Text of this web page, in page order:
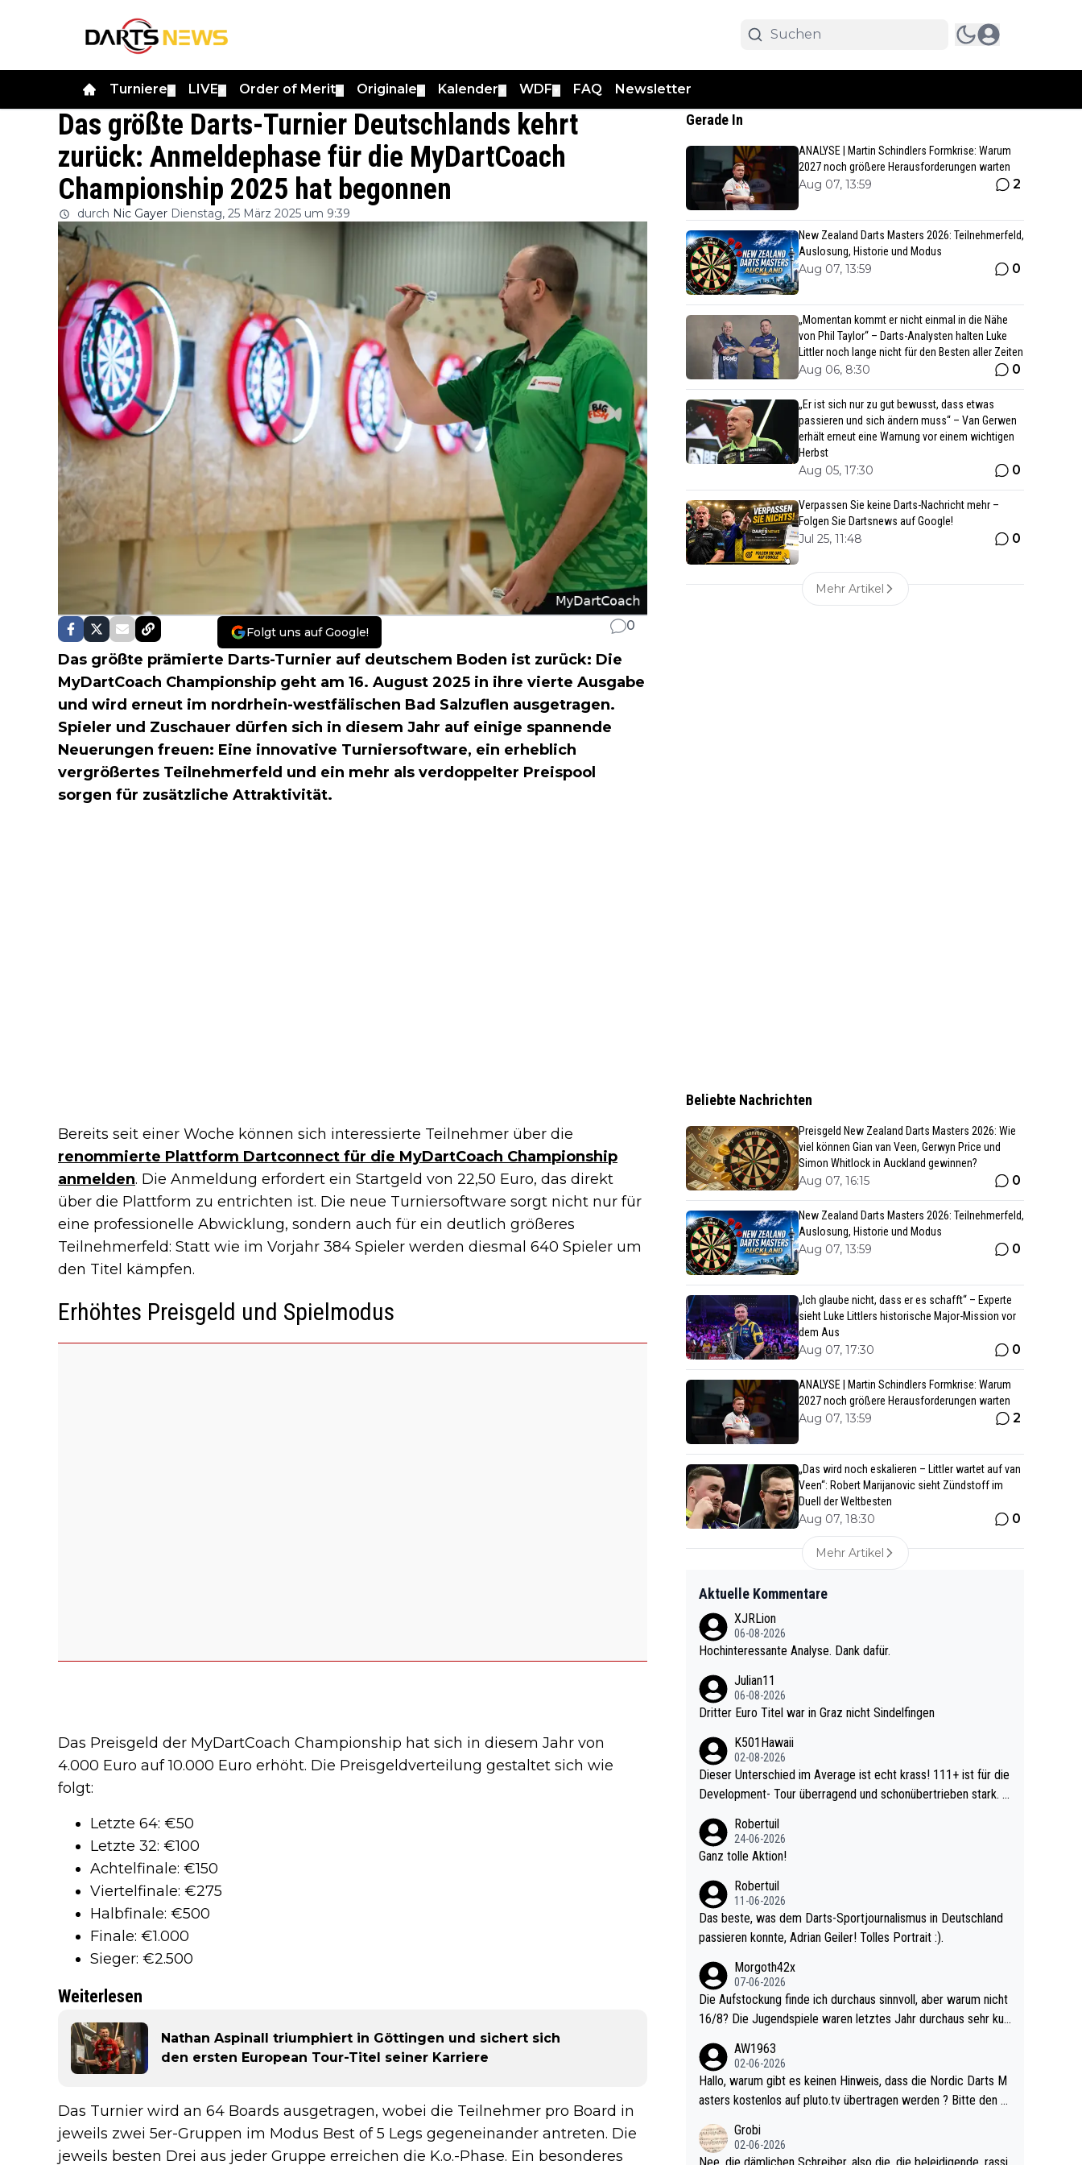
Turniere LIVE Order of Merit Originale Kalender WDF FAQ Newsletter
Das größte Darts-Turnier Deutschlands kehrt
zurück: Anmeldephase für die MyDartCoach
Championship 2025 hat begonnen
durch Nic Gayer Dienstag, 25 März 2025 um 9:39
Folgt uns auf Google! 0
Das größte prämierte Darts-Turnier auf deutschem Boden ist zurück: Die
MyDartCoach Championship geht am 16. August 2025 in ihre vierte Ausgabe
und wird erneut im nordrhein-westfälischen Bad Salzuflen ausgetragen.
Spieler und Zuschauer dürfen sich in diesem Jahr auf einige spannende
Neuerungen freuen: Eine innovative Turniersoftware, ein erheblich
vergrößertes Teilnehmerfeld und ein mehr als verdoppelter Preispool
sorgen für zusätzliche Attraktivität.
Bereits seit einer Woche können sich interessierte Teilnehmer über die
renommierte Plattform Dartconnect für die MyDartCoach Championship
anmelden. Die Anmeldung erfordert ein Startgeld von 22,50 Euro, das direkt
über die Plattform zu entrichten ist. Die neue Turniersoftware sorgt nicht nur für
eine professionelle Abwicklung, sondern auch für ein deutlich größeres
Teilnehmerfeld: Statt wie im Vorjahr 384 Spieler werden diesmal 640 Spieler um
den Titel kämpfen.
Erhöhtes Preisgeld und Spielmodus
Das Preisgeld der MyDartCoach Championship hat sich in diesem Jahr von
4.000 Euro auf 10.000 Euro erhöht. Die Preisgeldverteilung gestaltet sich wie
folgt:
Letzte 64: €50
Letzte 32: €100
Achtelfinale: €150
Viertelfinale: €275
Halbfinale: €500
Finale: €1.000
Sieger: €2.500
Weiterlesen
Nathan Aspinall triumphiert in Göttingen und sichert sich
den ersten European Tour-Titel seiner Karriere
Das Turnier wird an 64 Boards ausgetragen, wobei die Teilnehmer pro Board in
jeweils zwei 5er-Gruppen im Modus Best of 5 Legs gegeneinander antreten. Die
jeweils besten Drei aus jeder Gruppe erreichen die K.o.-Phase. Ein besonderes
Gerade In
ANALYSE | Martin Schindlers Formkrise: Warum
2027 noch größere Herausforderungen warten
Aug 07, 13:59 2
New Zealand Darts Masters 2026: Teilnehmerfeld,
Auslosung, Historie und Modus
Aug 07, 13:59 0
„Momentan kommt er nicht einmal in die Nähe
von Phil Taylor“ – Darts-Analysten halten Luke
Littler noch lange nicht für den Besten aller Zeiten
Aug 06, 8:30 0
„Er ist sich nur zu gut bewusst, dass etwas
passieren und sich ändern muss“ – Van Gerwen
erhält erneut eine Warnung vor einem wichtigen
Herbst
Aug 05, 17:30 0
Verpassen Sie keine Darts-Nachricht mehr –
Folgen Sie Dartsnews auf Google!
Jul 25, 11:48 0
Mehr Artikel
Beliebte Nachrichten
Preisgeld New Zealand Darts Masters 2026: Wie
viel können Gian van Veen, Gerwyn Price und
Simon Whitlock in Auckland gewinnen?
Aug 07, 16:15 0
New Zealand Darts Masters 2026: Teilnehmerfeld,
Auslosung, Historie und Modus
Aug 07, 13:59 0
„Ich glaube nicht, dass er es schafft“ – Experte
sieht Luke Littlers historische Major-Mission vor
dem Aus
Aug 07, 17:30 0
ANALYSE | Martin Schindlers Formkrise: Warum
2027 noch größere Herausforderungen warten
Aug 07, 13:59 2
„Das wird noch eskalieren – Littler wartet auf van
Veen“: Robert Marijanovic sieht Zündstoff im
Duell der Weltbesten
Aug 07, 18:30 0
Mehr Artikel
Aktuelle Kommentare
XJRLion
06-08-2026
Hochinteressante Analyse. Dank dafür.
Julian11
06-08-2026
Dritter Euro Titel war in Graz nicht Sindelfingen
K501Hawaii
02-08-2026
Dieser Unterschied im Average ist echt krass! 111+ ist für die
Development- Tour überragend und schonübertrieben stark. U
e mal 40+ erst recht. Da gewinnst keinen Blumentopf - ist ja n
och krasser wie ein Pokalspiel eines Kreisligisten vs einem Bu
Robertuil
24-06-2026
Ganz tolle Aktion!
Robertuil
11-06-2026
Das beste, was dem Darts-Sportjournalismus in Deutschland
passieren konnte, Adrian Geiler! Tolles Portrait :).
Morgoth42x
07-06-2026
Die Aufstockung finde ich durchaus sinnvoll, aber warum nicht
16/8? Die Jugendspiele waren letztes Jahr durchaus sehr kur
l. Allerdings ist Mitchell Lawrie als Nummer 1 der Welt eh quali
fiziert. Somit ändert die automatische Qualifikation des Weltm
eisters erstmal nichts. Ich denke sie wollen damit für nächste
d wohl wenig WDF Turniere spielen. Dies war bei Archie Self l
etztes Jahr der Fall. Er musste als amtierender Weltmeister d
AW1963
02-06-2026
Hallo, warum gibt es keinen Hinweis, dass die Nordic Darts M
asters kostenlos auf pluto.tv übertragen werden ? Bitte den A
Grobi
02-06-2026